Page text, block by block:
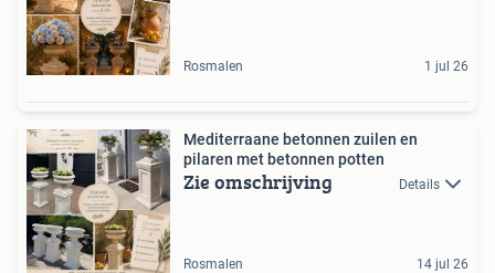
Rosmalen 1 jul 26
Mediterraane betonnen zuilen en
pilaren met betonnen potten
Zie omschrijving Details
Rosmalen 14 jul 26